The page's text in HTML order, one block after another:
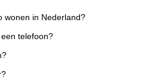
wonen in Nederland?
telefoon?